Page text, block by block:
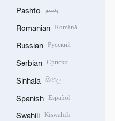
Pashto پښتو
Romanian Română
Russian Русский
Serbian Српски
Sinhala සිංහල
Spanish Español
Swahili Kiswahili